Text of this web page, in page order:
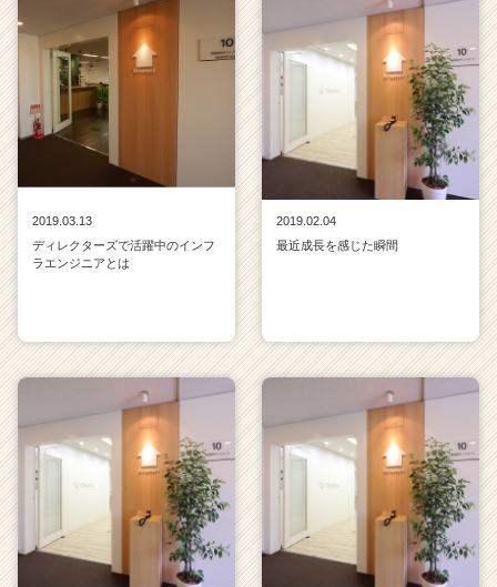
2019.03.13
ディレクターズで活躍中のインフ
ラエンジニアとは
2019.02.04
最近成長を感じた瞬間